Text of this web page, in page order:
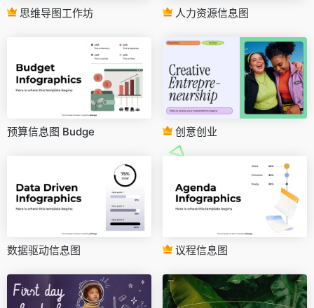
思维导图工作坊 人力资源信息图
预算信息图 Budge 创意创业
数据驱动信息图 议程信息图